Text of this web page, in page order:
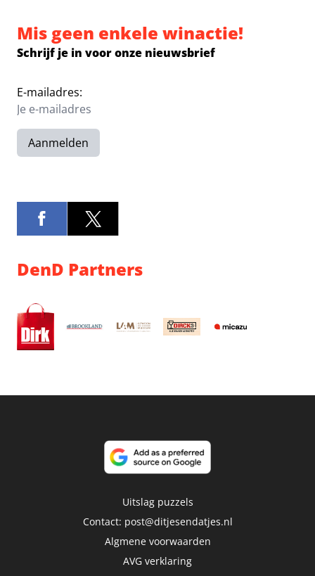
Mis geen enkele winactie!
Schrijf je in voor onze nieuwsbrief
E-mailadres:
Aanmelden
DenD Partners
Uitslag puzzels
Contact: post@ditjesendatjes.nl
Algmene voorwaarden
AVG verklaring